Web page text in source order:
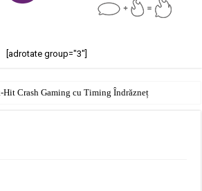
[adrotate group="3"]
Crash Gaming cu Timing Îndrăzneț